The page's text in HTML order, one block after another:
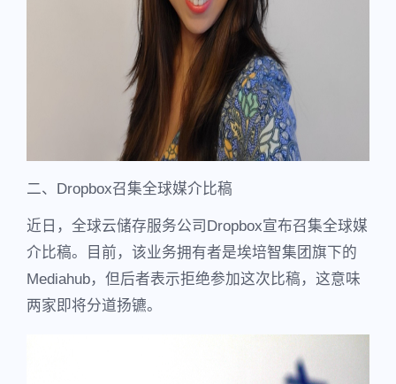
二、Dropbox召集全球媒介比稿
近日，全球云储存服务公司Dropbox宣布召集全球媒
介比稿。目前，该业务拥有者是埃培智集团旗下的
Mediahub，但后者表示拒绝参加这次比稿，这意味
两家即将分道扬镳。